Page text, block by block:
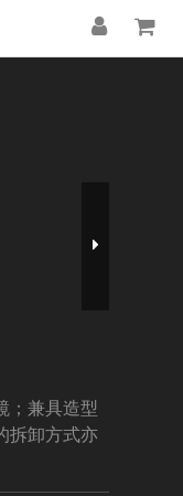
；兼具造型
拆卸方式亦